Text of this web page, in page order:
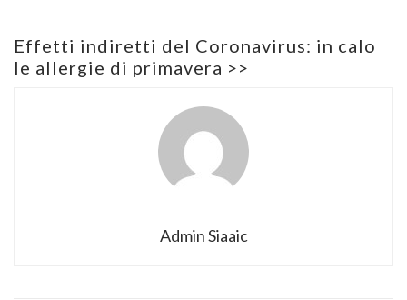
Effetti indiretti del Coronavirus: in calo
le allergie di primavera >>
Admin Siaaic